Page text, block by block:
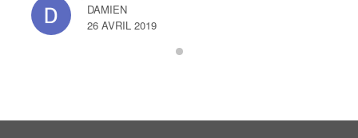
DAMIEN
26 AVRIL 2019